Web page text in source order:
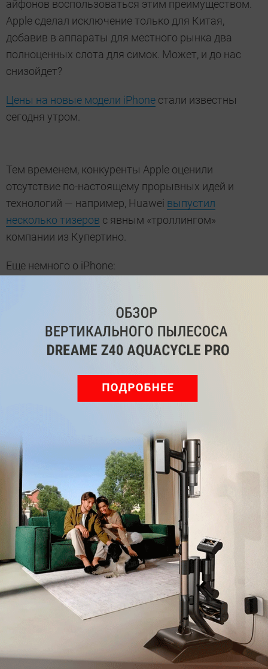
айфонов воспользоваться этим преимуществом.
Apple сделал исключение только для Китая,
добавив в аппараты для местного рынка два
полноценных слота для симок. Может, и до нас
снизойдет?
Цены на новые модели iPhone стали известны
сегодня утром.
Тем временем, конкуренты Apple оценили
отсутствие по-настоящему прорывных идей и
технологий — например, Huawei выпустил
несколько тизеров с явным «троллингом»
компании из Купертино.
Еще немного о iPhone:
Что такое стандарт eSIM и в чем его
особенности?
Леонид Воробьев
Главный редактор
Была ли статья интересна?
Поделиться
Подпишитесь на рассылку
с самыми популярными статьями
Подписаться